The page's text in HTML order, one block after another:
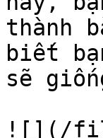
thành
biết
sẽ